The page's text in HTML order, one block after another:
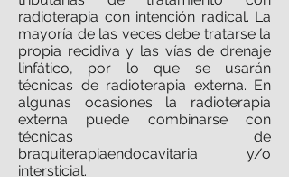
radioterapia con intención radical. La
mayoría de las veces debe tratarse la
propia recidiva y las vías de drenaje
linfático, por lo que se usarán
técnicas de radioterapia externa. En
algunas ocasiones la radioterapia
externa puede combinarse con
técnicas de
braquiterapiaendocavitaria y/o
intersticial.